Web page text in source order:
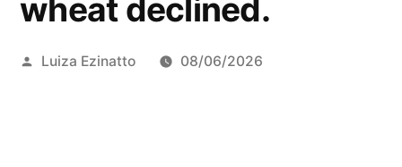
wheat declined.
Publicado
Luiza Ezinatto 08/06/2026